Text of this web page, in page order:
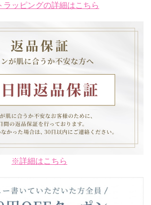
ラッピングの詳細はこちら
※詳細はこちら